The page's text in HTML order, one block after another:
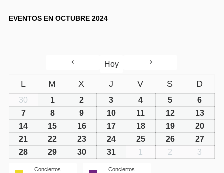
EVENTOS EN OCTUBRE 2024
Hoy
L M X J V S D
30 1 2 3 4 5
6
7
8 9 10 11 12
13
14
15 16 17 18 19
20
21
22 23 24 25 26
27
28
29 30 31 1 2 3
Conciertos
Conciertos